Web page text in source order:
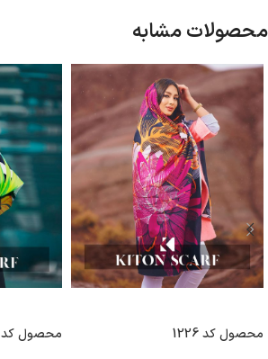
محصولات مشابه
محصول کد 1226
محصول کد 1208